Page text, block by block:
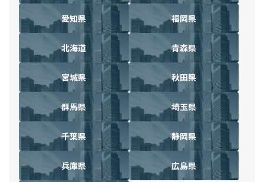
愛知県 福岡県
北海道 青森県
宮城県 秋田県
群馬県 埼玉県
千葉県 静岡県
兵庫県 広島県